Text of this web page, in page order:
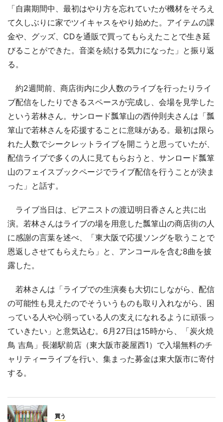
「自粛期間中、最初はやり方を忘れていたが機材をそろえ
て久しぶりに家でツイキャスをやり始めた。アイテムの課
金や、グッズ、CDを通販で買ってもらえたことで生き延
びることができた。音楽を続ける気力になった」と振り返
る。
約2週間前、商店街内に少人数のライブを行ったりライ
ブ配信をしたりできるスペースが完成し、会場を見学した
という若林さん。サンロード瓢箪山の西仲則夫さんは「瓢
箪山で若林さんを応援することに意味がある。最初は限ら
れた人数でシークレットライブを開こうと思っていたが、
配信ライブで多くの人に見てもらおうと、サンロード瓢箪
山のフェイスブックページでライブ配信を行うことが決ま
った」と話す。
ライブ当日は、ピアニストの渡辺明日香さんと共に出
演。若林さんはライブの場を用意した瓢箪山の商店街の人
に感謝の言葉を述べ、「東大阪で応援ソングを歌うことで
恩返しさせてもらえたら」と、アンコールを含む8曲を披
露した。
若林さんは「ライブでの生演奏も大切にしながら、配信
の可能性も見えたのでそういうものも取り入れながら、困
っている人や心弱っている人の支えになれるように頑張っ
ていきたい」と意気込む。6月27日は15時から、「炭火焼
鳥 吉鳥」長瀬駅前店（東大阪市菱屋西1）で入場無料のチ
ャリティーライブを行い、集まった募金は東大阪市に寄付
する。
買う